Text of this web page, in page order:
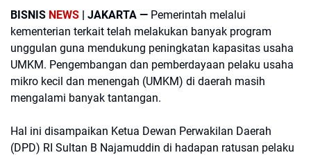
BISNIS NEWS | JAKARTA — Pemerintah melalui
kementerian terkait telah melakukan banyak program
unggulan guna mendukung peningkatan kapasitas usaha
UMKM. Pengembangan dan pemberdayaan pelaku usaha
mikro kecil dan menengah (UMKM) di daerah masih
mengalami banyak tantangan.
Hal ini disampaikan Ketua Dewan Perwakilan Daerah
(DPD) RI Sultan B Najamuddin di hadapan ratusan pelaku